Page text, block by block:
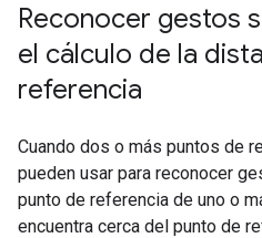
Reconocer gestos
el cálculo de la
referencia
Cuando dos o más puntos de
pueden usar para reconocer
punto de referencia de uno o
encuentra cerca del punto de